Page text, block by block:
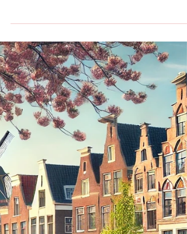
ティ「 オンライン加藤ゼミナール 」も毎週
土曜日に開講しております。 タイトル一覧
16926 涼しさと充実さを感じる日々 16927
今朝方の夢 16928 今朝方の夢の振り返り...